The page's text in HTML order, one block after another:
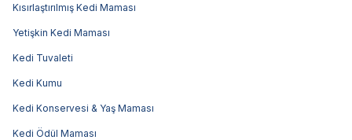
Kısırlaştırılmış Kedi Maması
Yetişkin Kedi Maması
Kedi Tuvaleti
Kedi Kumu
Kedi Konservesi & Yaş Maması
Kedi Ödül Maması